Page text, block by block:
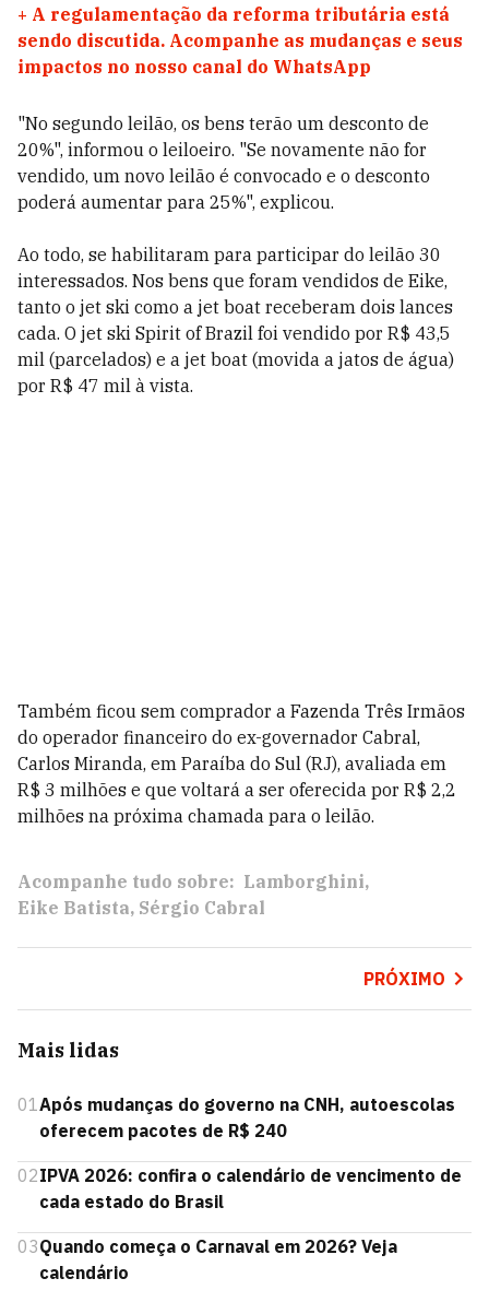
+ A regulamentação da reforma tributária está
sendo discutida. Acompanhe as mudanças e seus
impactos no nosso canal do WhatsApp
"No segundo leilão, os bens terão um desconto de
20%", informou o leiloeiro. "Se novamente não for
vendido, um novo leilão é convocado e o desconto
poderá aumentar para 25%", explicou.
Ao todo, se habilitaram para participar do leilão 30
interessados. Nos bens que foram vendidos de Eike,
tanto o jet ski como a jet boat receberam dois lances
cada. O jet ski Spirit of Brazil foi vendido por R$ 43,5
mil (parcelados) e a jet boat (movida a jatos de água)
por R$ 47 mil à vista.
Também ficou sem comprador a Fazenda Três Irmãos
do operador financeiro do ex-governador Cabral,
Carlos Miranda, em Paraíba do Sul (RJ), avaliada em
R$ 3 milhões e que voltará a ser oferecida por R$ 2,2
milhões na próxima chamada para o leilão.
Acompanhe tudo sobre: Lamborghini
Eike Batista Sérgio Cabral
PRÓXIMO
Mais lidas
01Após mudanças do governo na CNH, autoescolas
oferecem pacotes de R$ 240
02IPVA 2026: confira o calendário de vencimento de
cada estado do Brasil
03Quando começa o Carnaval em 2026? Veja
calendário